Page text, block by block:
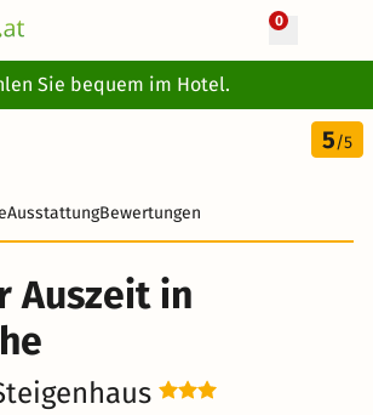
0
Sie bequem im Hotel.
3 Tage
229 €
5/5
AusstattungBewertungen
Auszeit in